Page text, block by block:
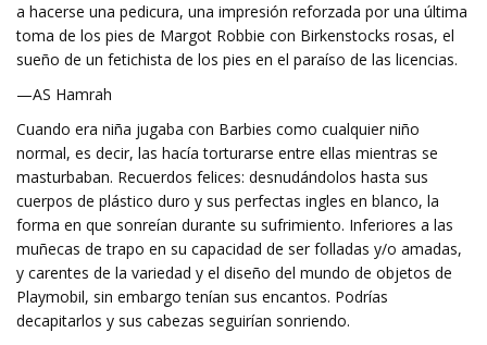
a hacerse una pedicura, una impresión reforzada por una última
toma de los pies de Margot Robbie con Birkenstocks rosas, el
sueño de un fetichista de los pies en el paraíso de las licencias.
—AS Hamrah
Cuando era niña jugaba con Barbies como cualquier niño
normal, es decir, las hacía torturarse entre ellas mientras se
masturbaban. Recuerdos felices: desnudándolos hasta sus
cuerpos de plástico duro y sus perfectas ingles en blanco, la
forma en que sonreían durante su sufrimiento. Inferiores a las
muñecas de trapo en su capacidad de ser folladas y/o amadas,
y carentes de la variedad y el diseño del mundo de objetos de
Playmobil, sin embargo tenían sus encantos. Podrías
decapitarlos y sus cabezas seguirían sonriendo.